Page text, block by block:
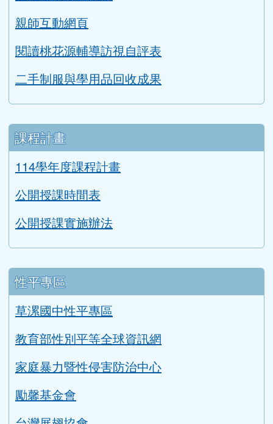
教學正常化資料
永續校園與環境教育評鑑
英語教學成果
交通安全教育評鑑
健康促進學校輔導訪視平台
防災教育宣導
生涯發展教育成果
親師互動網頁
二手制服與學用品回收成果
課程計畫
114學年度課程計畫
公開授課時間表
公開授課實施辦法